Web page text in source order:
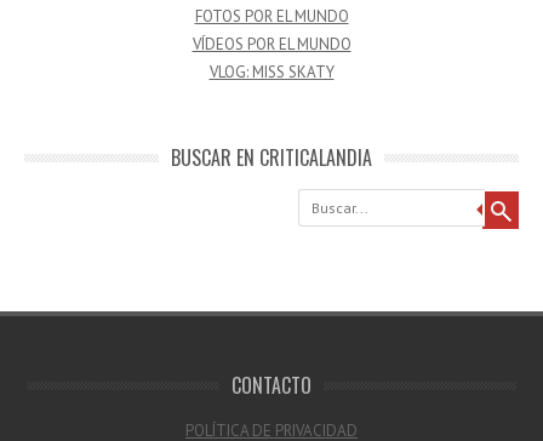
FOTOS POR EL MUNDO
VÍDEOS POR EL MUNDO
VLOG: MISS SKATY
BUSCAR EN CRITICALANDIA
Buscar
CONTACTO
POLÍTICA DE PRIVACIDAD